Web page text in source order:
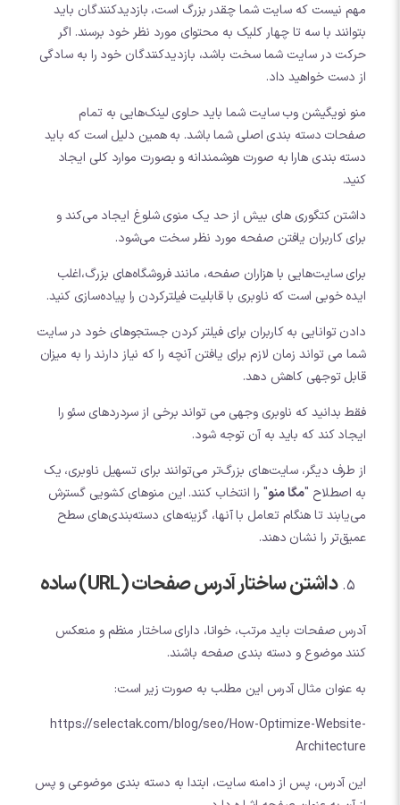
مهم نیست که سایت شما چقدر بزرگ است، بازدیدکنندگان باید
بتوانند با سه تا چهار کلیک به محتوای مورد نظر خود برسند. اگر
حرکت در سایت شما سخت باشد، بازدیدکنندگان خود را به سادگی
از دست خواهید داد.
منو نویگیشن وب سایت شما باید حاوی لینک‌هایی به تمام
صفحات دسته بندی اصلی شما باشد. به همین دلیل است که باید
دسته بندی هارا به صورت هوشمندانه و بصورت موارد کلی ایجاد
کنید.
داشتن کتگوری های بیش از حد یک منوی شلوغ ایجاد می‌کند و
برای کاربران یافتن صفحه مورد نظر سخت می‌شود.
برای سایت‌هایی با هزاران صفحه، مانند فروشگاه‌های بزرگ،اغلب
ایده خوبی است که ناوبری با قابلیت فیلترکردن را پیاده‌سازی کنید.
دادن توانایی به کاربران برای فیلتر کردن جستجوهای خود در سایت
شما می تواند زمان لازم برای یافتن آنچه را که نیاز دارند را به میزان
قابل توجهی کاهش دهد.
فقط بدانید که ناوبری وجهی می تواند برخی از سردردهای سئو را
ایجاد کند که باید به آن توجه شود.
از طرف دیگر، سایت‌های بزرگ‌تر می‌توانند برای تسهیل ناوبری، یک
به اصطلاح "مگا منو" را انتخاب کنند. این منوهای کشویی گسترش
می‌یابند تا هنگام تعامل با آنها، گزینه‌های دسته‌بندی‌های سطح
عمیق‌تر را نشان دهند.
داشتن ساختار آدرس صفحات (URL) ساده
آدرس صفحات باید مرتب، خوانا، دارای ساختار منظم و منعکس
کنند موضوع و دسته بندی صفحه باشند.
به عنوان مثال آدرس این مطلب به صورت زیر است:
https://selectak.com/blog/seo/How-Optimize-Website-
Architecture
این آدرس، پس از دامنه سایت، ابتدا به دسته بندی موضوعی و پس